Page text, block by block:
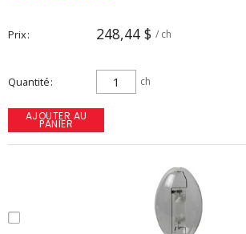
Prix 248,44 $ / ch
Quantité ch
AJOUTER AU
PANIER